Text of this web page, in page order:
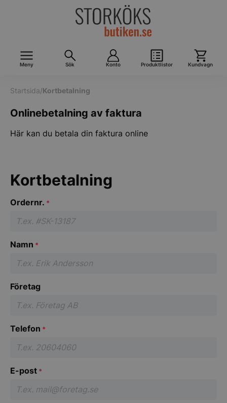
Meny Sök Konto Produktlistor Kundvagn
Startsida/Kortbetalning
Onlinebetalning av faktura
Här kan du betala din faktura online
Kortbetalning
Ordernr. *
Namn *
Företag
Telefon *
E-post *